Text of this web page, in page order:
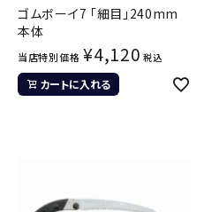
ゴムボーイ7 「細目」240mm
本体
当店特別価格 ¥4,120 税込
カートに入れる